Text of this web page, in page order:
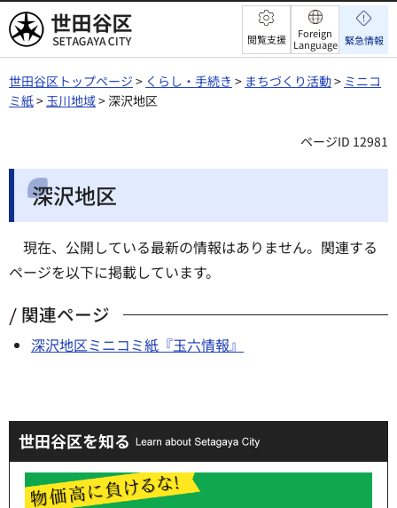
世田谷区 閲覧支援
Foreign
Language 緊急情報
世田谷区トップページ > くらし・手続き > まちづくり活動> ミニコ
ミ紙>玉川地域> 深沢地区
ページID 12981
深沢地区
現在、公開している最新の情報はありません。関連する
ページを以下に掲載しています。
関連ページ
深沢地区ミニコミ紙『玉六情報』
世田谷区を知る